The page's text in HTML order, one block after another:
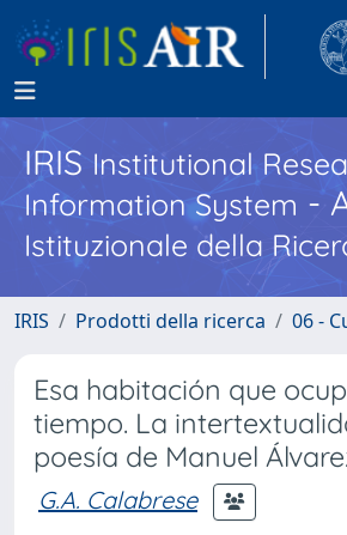
IRISInstitutional
Information System -
Istituzionale della
IRIS Prodotti della ricerca 06 -
Esa habitación que
tiempo. La
poesía de Manuel
G.A. Calabrese